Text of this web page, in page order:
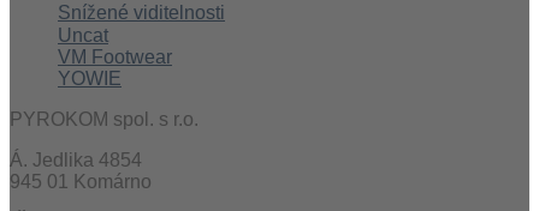
Snížené viditelnosti
Uncat
VM Footwear
YOWIE
PYROKOM spol. s r.o.
Á. Jedlika 4854
945 01 Komárno